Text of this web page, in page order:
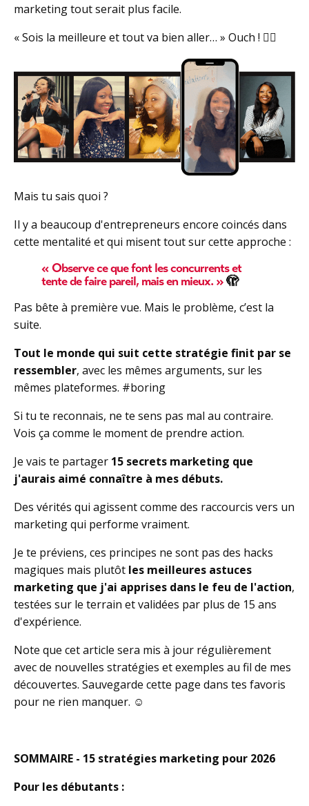
marketing tout serait plus facile.
« Sois la meilleure et tout va bien aller… » Ouch ! 🤦‍♀️
Mais tu sais quoi ?
Il y a beaucoup d'entrepreneurs encore coincés dans
cette mentalité et qui misent tout sur cette approche :
«Observe ce que font les concurrents et
tente de faire pareil, mais en mieux. »🫣
Pas bête à première vue. Mais le problème, c’est la
suite.
Tout le monde qui suit cette stratégie finit par se
ressembler, avec les mêmes arguments, sur les
mêmes plateformes. #boring
Si tu te reconnais, ne te sens pas mal au contraire.
Vois ça comme le moment de prendre action.
Je vais te partager 15 secrets marketing que
j'aurais aimé connaître à mes débuts.
Des vérités qui agissent comme des raccourcis vers un
marketing qui performe vraiment.
Je te préviens, ces principes ne sont pas des hacks
magiques mais plutôt les meilleures astuces
marketing que j'ai apprises dans le feu de l'action,
testées sur le terrain et validées par plus de 15 ans
d'expérience.
Note que cet article sera mis à jour régulièrement
avec de nouvelles stratégies et exemples au fil de mes
découvertes. Sauvegarde cette page dans tes favoris
pour ne rien manquer. ☺️
SOMMAIRE - 15 stratégies marketing pour 2026
Pour les débutants :